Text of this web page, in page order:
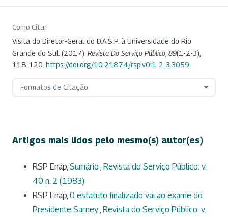
Como Citar
Visita do Diretor-Geral do D.A.S.P. à Universidade do Rio
Grande do Sul. (2017). Revista Do Serviço Público 89(1-2-3),
118-120. https://doi.org/10.21874/rsp.v0i1-2-3.3059
Formatos de Citação
Artigos mais lidos pelo mesmo(s) autor(es)
RSP Enap, Sumário , Revista do Serviço Público: v.
40 n. 2 (1983)
RSP Enap, 0 estatuto finalizado vai ao exame do
Presidente Sarney, Revista do Serviço Público: v.